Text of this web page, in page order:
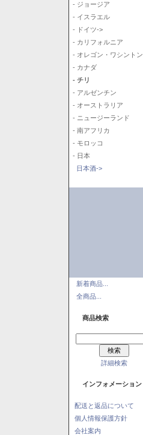
- ジョージア
- イスラエル
- ドイツ->
- カリフォルニア
- オレゴン・ワシントン
- カナダ
- チリ
- アルゼンチン
- オーストラリア
- ニュージーランド
- 南アフリカ
- モロッコ
- 日本
日本酒->
新着商品...
全商品...
商品検索
詳細検索
インフォメーション
配送と返品について
個人情報保護方針
会社案内